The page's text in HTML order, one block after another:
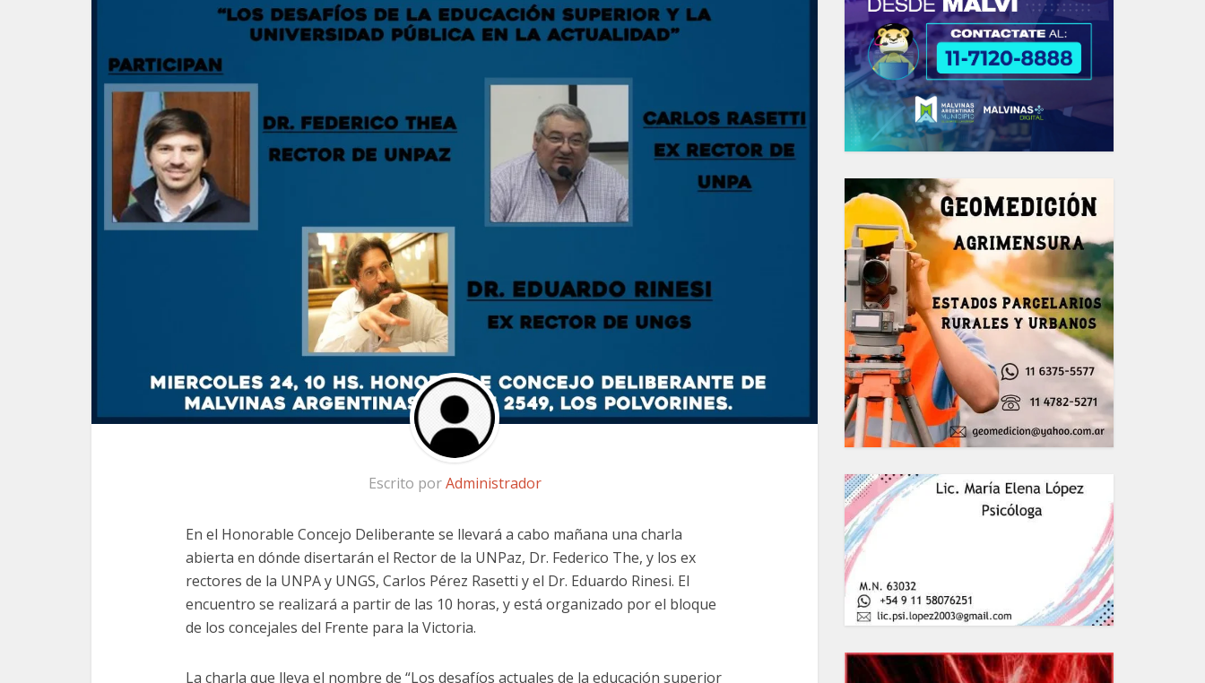
Escrito porAdministrador
En el Honorable Concejo Deliberante se llevará a cabo mañana una charla
abierta en dónde disertarán el Rector de la UNPaz, Dr. Federico The, y los ex
rectores de la UNPA y UNGS, Carlos Pérez Rasetti y el Dr. Eduardo Rinesi. El
encuentro se realizará a partir de las 10 horas, y está organizado por el bloque
de los concejales del Frente para la Victoria.
La charla que lleva el nombre de “Los desafíos actuales de la educación superior